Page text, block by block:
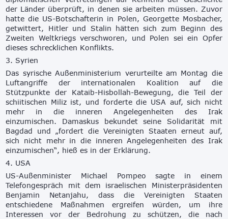
der Länder überprüft, in denen sie arbeiten müssen. Zuvor
hatte die US-Botschafterin in Polen, Georgette Mosbacher,
getwittert, Hitler und Stalin hätten sich zum Beginn des
Zweiten Weltkriegs verschworen, und Polen sei ein Opfer
dieses schrecklichen Konflikts.
3. Syrien
Das syrische Außenministerium verurteilte am Montag die
Luftangriffe der internationalen Koalition auf die
Stützpunkte der Kataib-Hisbollah-Bewegung, die Teil der
schiitischen Miliz ist, und forderte die USA auf, sich nicht
mehr in die inneren Angelegenheiten des Irak
einzumischen. Damaskus bekundet seine Solidarität mit
Bagdad und „fordert die Vereinigten Staaten erneut auf,
sich nicht mehr in die inneren Angelegenheiten des Irak
einzumischen“, hieß es in der Erklärung.
4. USA
US-Außenminister Michael Pompeo sagte in einem
Telefongespräch mit dem israelischen Ministerpräsidenten
Benjamin Netanjahu, dass die Vereinigten Staaten
entschiedene Maßnahmen ergreifen würden, um ihre
Interessen vor der Bedrohung zu schützen, die nach